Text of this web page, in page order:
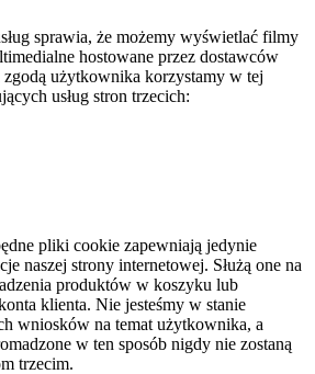
sprawia, że możemy wyświetlać filmy
hostowane przez dostawców
użytkownika korzystamy w tej
usług stron trzecich:
pliki cookie zapewniają jedynie
naszej strony internetowej. Służą one na
produktów w koszyku lub
klienta. Nie jesteśmy w stanie
wniosków na temat użytkownika, a
w ten sposób nigdy nie zostaną
trzecim.